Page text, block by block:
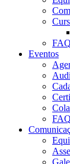
FAQ
Eventos
FAQ